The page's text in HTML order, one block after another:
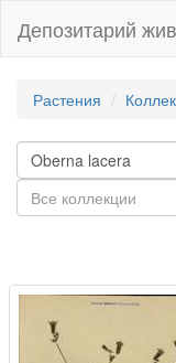
Депозитарий
Растения
Все коллекции